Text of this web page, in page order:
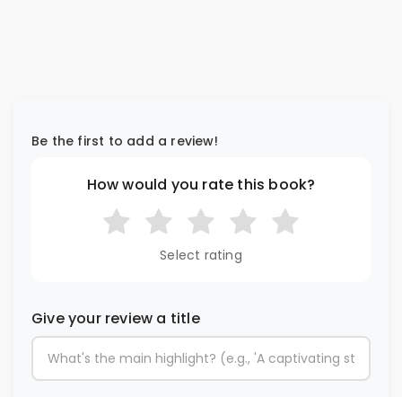
Be the first to add a review!
How would you rate this book?
Select rating
Give your review a title